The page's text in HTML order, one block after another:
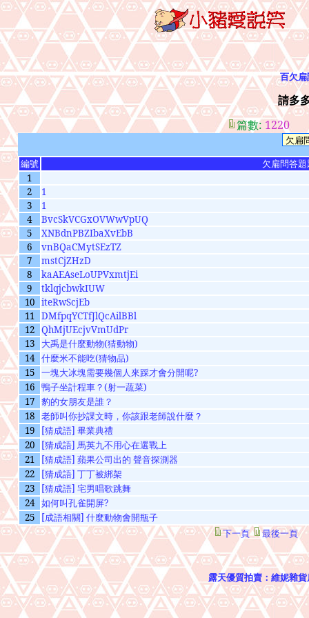
百欠
請多
篇數: 1220
編號
欠扁問答
1
2
1
3
1
4
BvcSkVCGxOVWwVpUQ
5
XNBdnPBZIbaXvEbB
6
vnBQaCMytSEzTZ
7
mstCjZHzD
8
kaAEAseLoUPVxmtjEi
9
tklqjcbwkIUW
10 iteRwScjEb
11 DMfpqYCTfJlQcAilBBl
12 QhMjUEcjvVmUdPr
13
大禹是什麼動物(猜動物)
14 什麼米不能吃(猜物品)
15 一塊大冰塊需要幾個人來踩才會分開呢?
16 鴨子坐計程車？(射一蔬菜)
17 豹的女朋友是誰？
18 老師叫你抄課文時，你該跟老師說什麼？
19
[猜成語] 畢業典禮
20
[猜成語] 馬英九不用心在選戰上
21
[猜成語] 蘋果公司出的 聲音探測器
22
[猜成語] 丁丁被綁架
23
[猜成語] 宅男唱歌跳舞
24 如何叫孔雀開屏?
25
[成語相關] 什麼動物會開瓶子
下一頁
最後一頁
露天優質拍賣：維妮雜